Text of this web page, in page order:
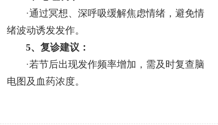
·通过冥想、深呼吸缓解焦虑情绪，避免情
绪波动诱发发作‌。
5、复诊建议‌：
·若节后出现发作频率增加，需及时复查脑
电图及血药浓度‌。